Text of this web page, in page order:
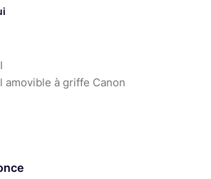
amovible à griffe Canon